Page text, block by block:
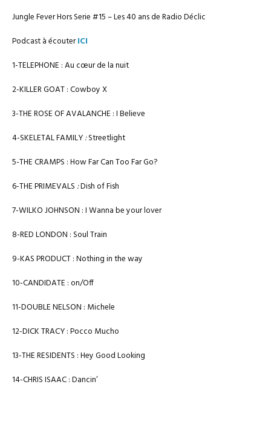
Jungle Fever Hors Serie #15 – Les 40 ans de Radio Déclic
Podcast à écouterICI
1-TELEPHONE : Au cœur de la nuit
2-KILLER GOAT : Cowboy X
3-THE ROSE OF AVALANCHE : I Believe
4-SKELETAL FAMILY:Streetlight
5-THE CRAMPS : How Far Can Too Far Go?
6-THE PRIMEVALS :Dish of Fish
7-WILKO JOHNSON : I Wanna be your lover
8-RED LONDON : Soul Train
9-KAS PRODUCT : Nothing in the way
10-CANDIDATE : on/Off
11-DOUBLE NELSON : Michele
12-DICK TRACY : Pocco Mucho
13-THE RESIDENTS : Hey Good Looking
14-CHRIS ISAAC : Dancin’